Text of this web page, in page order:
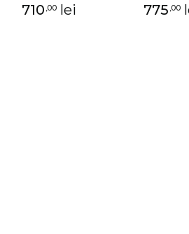
710 ,00 lei 775 ,00